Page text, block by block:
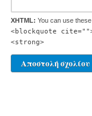
XHTML: You can use
<blockquote
<strong>